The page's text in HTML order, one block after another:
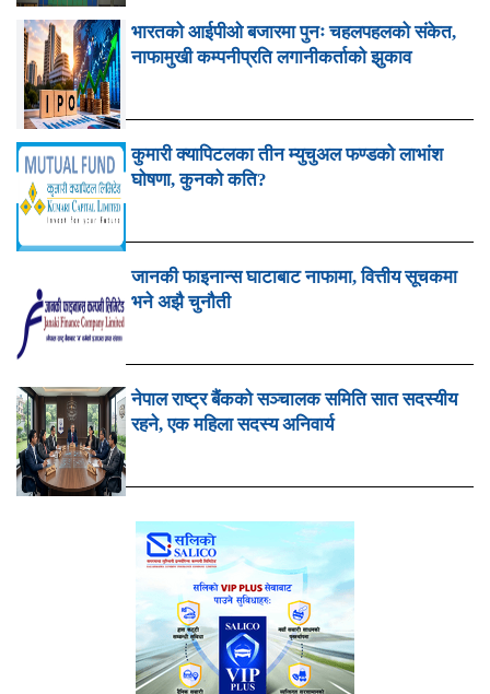
भारतको आईपीओ बजारमा पुनः चहलपहलको संकेत,
नाफामुखी कम्पनीप्रति लगानीकर्ताको झुकाव
कुमारी क्यापिटलका तीन म्युचुअल फण्डको लाभांश
घोषणा, कुनको कति?
जानकी फाइनान्स घाटाबाट नाफामा, वित्तीय सूचकमा
भने अझै चुनौती
नेपाल राष्ट्र बैंकको सञ्चालक समिति सात सदस्यीय
रहने, एक महिला सदस्य अनिवार्य